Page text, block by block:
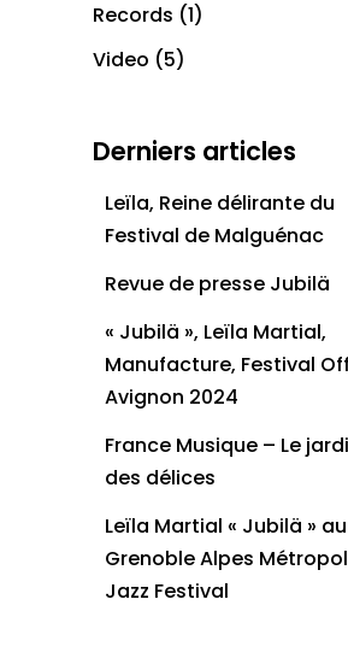
Records (1)
Video (5)
Derniers articles
Leïla, Reine délirante du
Festival de Malguénac
Revue de presse Jubilä
« Jubilä », Leïla Martial,
Manufacture, Festival Off
Avignon 2024
France Musique – Le
des délices
Leïla Martial « Jubilä » au
Grenoble Alpes
Jazz Festival